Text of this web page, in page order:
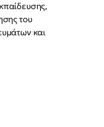
του
και